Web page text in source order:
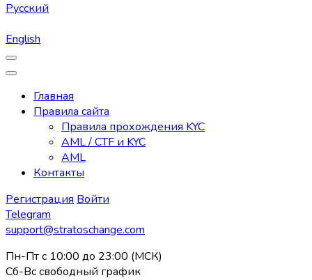
Русский
English
Главная
Правила сайта
Правила прохождения KYC
AML / CTF и KYC
AML
Контакты
Регистрация Войти
Telegram
support@stratoschange.com
Пн-Пт с 10:00 до 23:00 (МСК)
Сб-Вс свободный график